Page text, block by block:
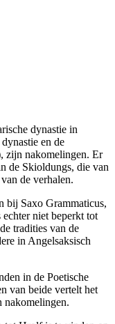
dynastie in
en de
zijn nakomelingen. Er
de Skioldungs, die van
de verhalen.
bij Saxo Grammaticus,
echter niet beperkt tot
tradities van de
in Angelsaksisch
in de Poetische
van beide vertelt het
nakomelingen.